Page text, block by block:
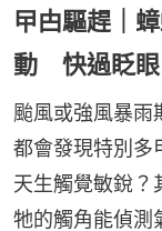
曱甴驅趕｜
動 快過眨眼
颱風或強風暴雨
都會發現特別多
天生觸覺敏銳？
牠的觸角能偵測